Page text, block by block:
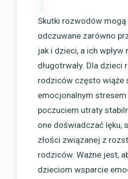
Skutki rozwodów mogą
odczuwane zarówno
jak i dzieci, a ich wpływ
długotrwały. Dla dzieci
rodziców często wiąże
emocjonalnym stresem
poczuciem utraty
one doświadczać lęku,
złości związanej z
rodziców. Ważne jest,
dzieciom wsparcie